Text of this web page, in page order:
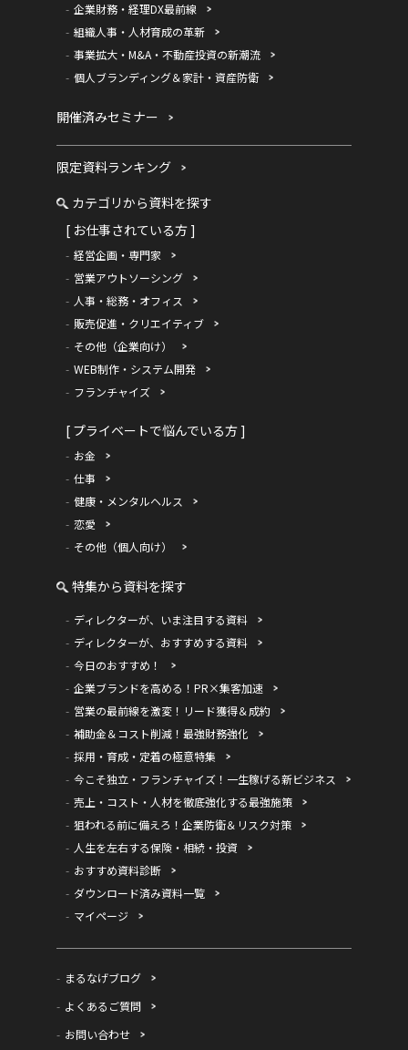
企業財務・経理DX最前線
組織人事・人材育成の革新
事業拡大・M&A・不動産投資の新潮流
個人ブランディング＆家計・資産防衛
開催済みセミナー
限定資料ランキング
カテゴリから資料を探す
[ お仕事されている方 ]
経営企画・専門家
営業アウトソーシング
人事・総務・オフィス
販売促進・クリエイティブ
その他（企業向け）
WEB制作・システム開発
フランチャイズ
[ プライベートで悩んでいる方 ]
お金
仕事
健康・メンタルヘルス
恋愛
その他（個人向け）
特集から資料を探す
ディレクターが、いま注目する資料
ディレクターが、おすすめする資料
今日のおすすめ！
企業ブランドを高める！PR×集客加速
営業の最前線を激変！リード獲得＆成約
補助金＆コスト削減！最強財務強化
採用・育成・定着の極意特集
今こそ独立・フランチャイズ！一生稼げる新ビジネス
売上・コスト・人材を徹底強化する最強施策
狙われる前に備えろ！企業防衛＆リスク対策
人生を左右する保険・相続・投資
おすすめ資料診断
ダウンロード済み資料一覧
マイページ
まるなげブログ
よくあるご質問
お問い合わせ